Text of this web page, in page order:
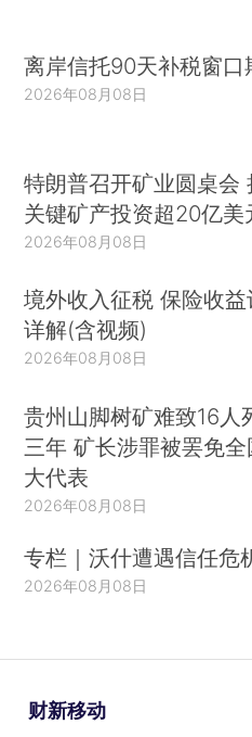
离岸信托90天补税窗口
2026年08月08日
特朗普召开矿业圆桌会
关键矿产投资超20亿美
2026年08月08日
境外收入征税 保险收益
详解(含视频)
2026年08月08日
贵州山脚树矿难致16人
三年 矿长涉罪被罢免全
大代表
2026年08月08日
专栏｜沃什遭遇信任危
2026年08月08日
财新移动